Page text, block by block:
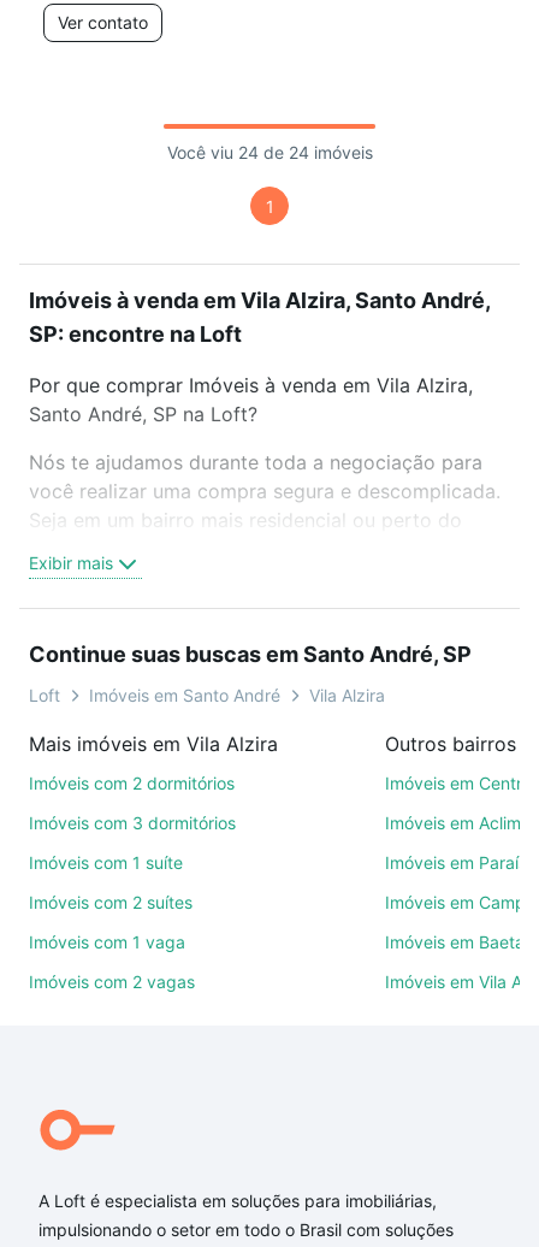
Ver contato
Você viu 24 de 24 imóveis
1
Imóveis à venda em Vila Alzira, Santo André,
SP: encontre na Loft
Por que comprar Imóveis à venda em Vila Alzira,
Santo André, SP na Loft?
Nós te ajudamos durante toda a negociação para
você realizar uma compra segura e descomplicada.
Seja em um bairro mais residencial ou perto do
oferta ideal de Imóveis à venda em Vila Alzira,
Santo André, SP para conquistar seu sonho. Agende
sem compromisso e você ainda conta com mais de
46 mil corretores e imobiliárias te ajudando na
Como escolher um imóvel?
Use barra de busca no topo para pesquisar por
também pode usar os filtros como quantidade de
quartos, suítes, com ou sem vaga de garagem para
combinar perfeitamente com o preço, metragem e
festas ou área verde e encontrar Imóveis à venda
Santo André, SP?
Imóveis à venda em Vila Alzira, Santo André, SP que
custam a partir de R$ 0 e com nossas opções de
Exibir mais
Continue suas buscas em Santo André, SP
Loft Imóveis em Santo André Vila Alzira
Mais imóveis em Vila Alzira
Imóveis com 2 dormitórios
Imóveis com 3 dormitórios
Imóveis com 1 suíte
Imóveis com 2 suítes
Imóveis com 1 vaga
Imóveis com 2 vagas
Imóveis em Centro
Imóveis em
Imóveis em Paraíso
Imóveis em
Imóveis em Baeta
Imóveis em Vila
A Loft é especialista em soluções para imobiliárias,
impulsionando o setor em todo o Brasil com soluções